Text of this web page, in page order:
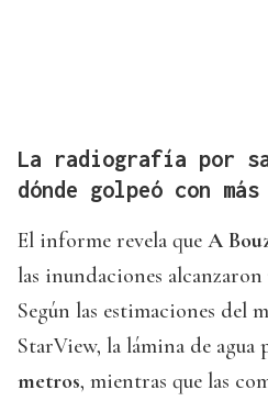
La radiografía por
dónde golpeó con
El informe revela que A
las inundaciones
Según las estimaciones del
StarView, la lámina de agua
metros, mientras que las